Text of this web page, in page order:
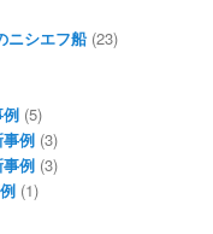
ニシエフ船(23)
(5)
例(3)
例(3)
(1)